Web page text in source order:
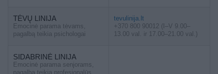
TĖVŲ LINIJA
Emocinė parama tėvams,
pagalbą teikia psichologai
tevulinija.lt
+370 800 90012 (I–V 9.00–
13.00 val. ir 17.00–21.00 val.)
SIDABRINĖ LINIJA
Emocinė parama senjorams,
pagalbą teikia profesionalūs